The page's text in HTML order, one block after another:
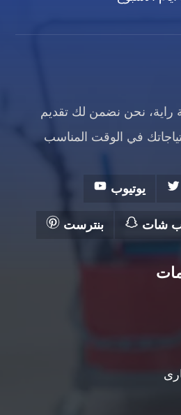
راية، نحن نضمن لك تقديم
في الوقت المناسب
يوتيوب
شات بنترست